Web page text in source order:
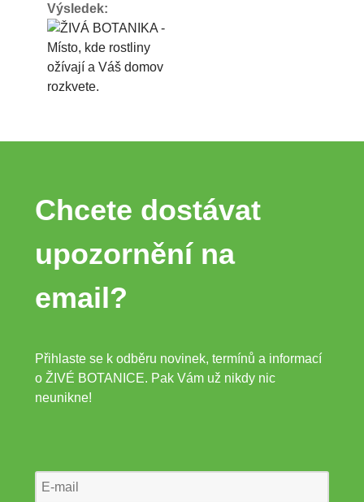
Výsledek:
Chcete dostávat
upozornění na
email?
Přihlaste se k odběru novinek, termínů a informací
o ŽIVÉ BOTANICE. Pak Vám už nikdy nic
neunikne!